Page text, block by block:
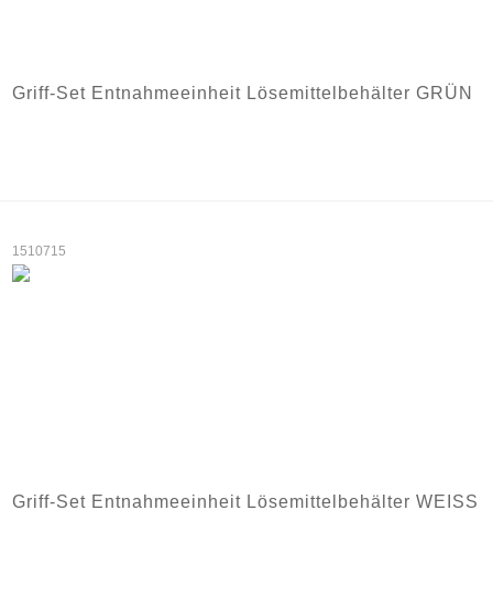
Griff-Set Entnahmeeinheit Lösemittelbehälter GRÜN
1510715
Griff-Set Entnahmeeinheit Lösemittelbehälter WEISS